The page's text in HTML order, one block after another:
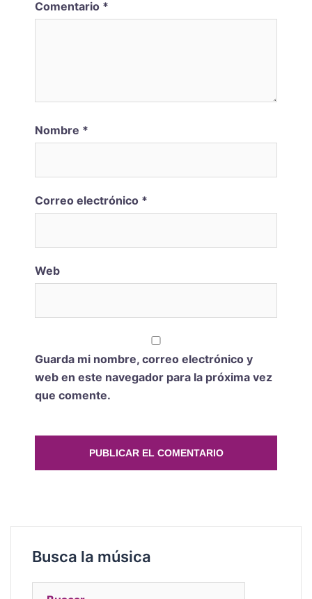
Comentario *
Nombre *
Correo electrónico *
Web
Guarda mi nombre, correo electrónico y
web en este navegador para la próxima vez
que comente.
Busca la música